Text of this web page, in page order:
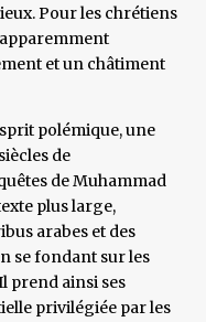
Pour les chrétiens
apparemment
et un châtiment
polémique, une
de
de Muhammad
plus large,
arabes et des
se fondant sur les
prend ainsi ses
privilégiée par les